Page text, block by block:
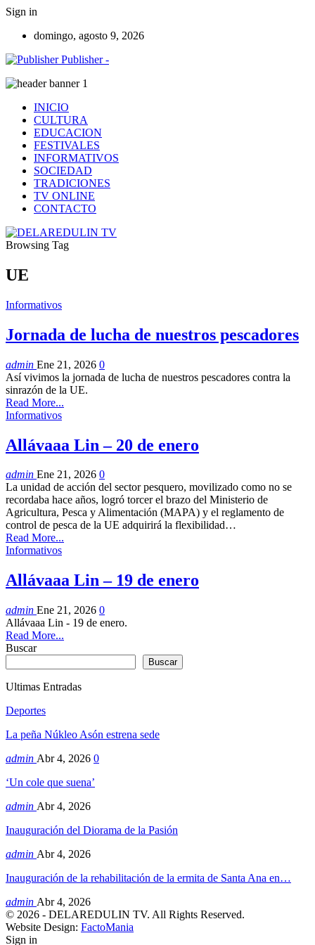
Sign in
domingo, agosto 9, 2026
Publisher -
INICIO
CULTURA
EDUCACION
FESTIVALES
INFORMATIVOS
SOCIEDAD
TRADICIONES
TV ONLINE
CONTACTO
Browsing Tag
UE
Informativos
Jornada de lucha de nuestros pescadores
admin Ene 21, 2026 0
Así vivimos la jornada de lucha de nuestros pescadores contra la
sinrazón de la UE.
Read More...
Informativos
Allávaaa Lin – 20 de enero
admin Ene 21, 2026 0
La unidad de acción del sector pesquero, movilizado como no se
recordaba hace años, logró torcer el brazo del Ministerio de
Agricultura, Pesca y Alimentación (MAPA) y el reglamento de
control de pesca de la UE adquirirá la flexibilidad…
Read More...
Informativos
Allávaaa Lin – 19 de enero
admin Ene 21, 2026 0
Allávaaa Lin - 19 de enero.
Read More...
Buscar
Buscar
Ultimas Entradas
Deportes
La peña Núkleo Asón estrena sede
admin Abr 4, 2026 0
‘Un cole que suena’
admin Abr 4, 2026
Inauguración del Diorama de la Pasión
admin Abr 4, 2026
Inauguración de la rehabilitación de la ermita de Santa Ana en…
admin Abr 4, 2026
© 2026 - DELAREDULIN TV. All Rights Reserved.
Website Design: FactoMania
Sign in